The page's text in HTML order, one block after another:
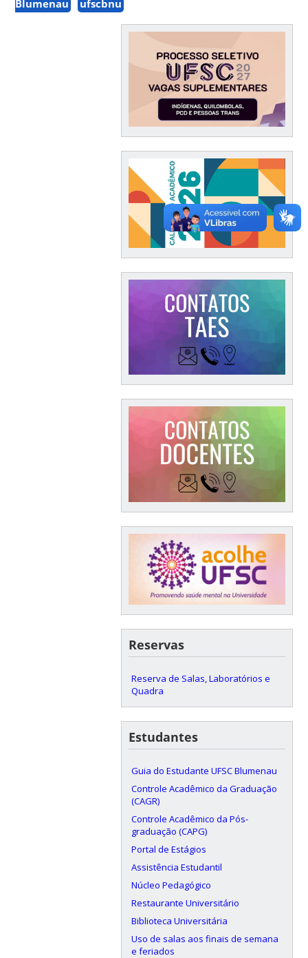
Blumenau ufscbnu
Reservas
Reserva de Salas, Laboratórios e
Quadra
Estudantes
Guia do Estudante UFSC Blumenau
Controle Acadêmico da Graduação
(CAGR)
Controle Acadêmico da Pós-
graduação (CAPG)
Portal de Estágios
Assistência Estudantil
Núcleo Pedagógico
Restaurante Universitário
Biblioteca Universitária
Uso de salas aos finais de semana
e feriados